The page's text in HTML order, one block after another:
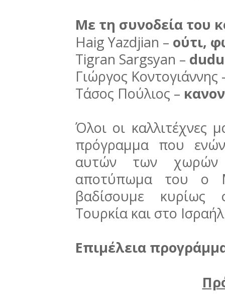
Με τη συνοδεία του
Haig Yazdjian – ούτι,
Tigran Sargsyan –
Γιώργος Κοντογιάννης
Τάσος Πούλιος –
Όλοι οι καλλιτέχνες
πρόγραμμα που
αυτών των χωρών
αποτύπωμα του ο
βαδίσουμε κυρίως
Τουρκία και στο
Eπιμέλεια